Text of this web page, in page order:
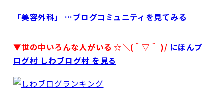
「美容外科」 …ブログコミュニティを見てみる
▼世の中いろんな人がいる ☆＼(＾▽＾ )/ にほんブ
ログ村 しわブログ村 を見る